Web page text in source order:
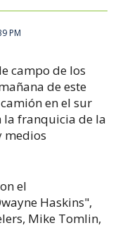
PM
campo de los
de este
en el sur
la franquicia de la
medios
el
Haskins",
Mike Tomlin,